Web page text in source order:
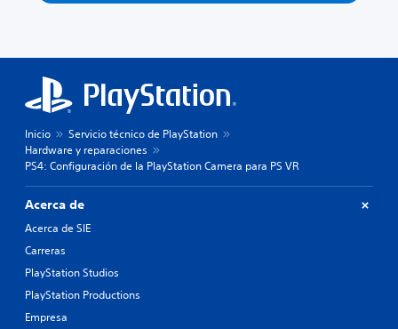
Inicio
Servicio técnico de PlayStation
Hardware y reparaciones
PS4: Configuración de la PlayStation Camera para PS VR
Acerca de
Acerca de SIE
Carreras
PlayStation Studios
PlayStation Productions
Empresa